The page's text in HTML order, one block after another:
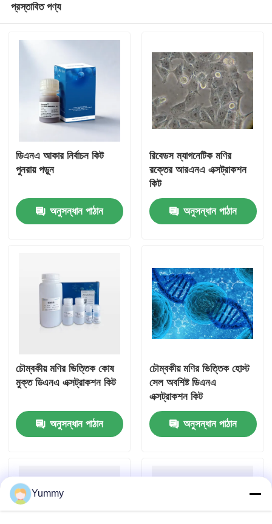
প্রস্তাবিত পণ্য
ডিএনএ আকার নির্বাচন কিট
পুনরায় পড়ুন
অনুসন্ধান পাঠান
রিবেডস ম্যাগনেটিক মণির
রক্তের আরএনএ এক্সট্রাকশন
কিট
অনুসন্ধান পাঠান
চৌম্বকীয় মণির ভিত্তিক কোষ
মুক্ত ডিএনএ এক্সট্রাকশন কিট
অনুসন্ধান পাঠান
চৌম্বকীয় মণির ভিত্তিক হোস্ট
সেল অবশিষ্ট ডিএনএ
এক্সট্রাকশন কিট
অনুসন্ধান পাঠান
Yummy